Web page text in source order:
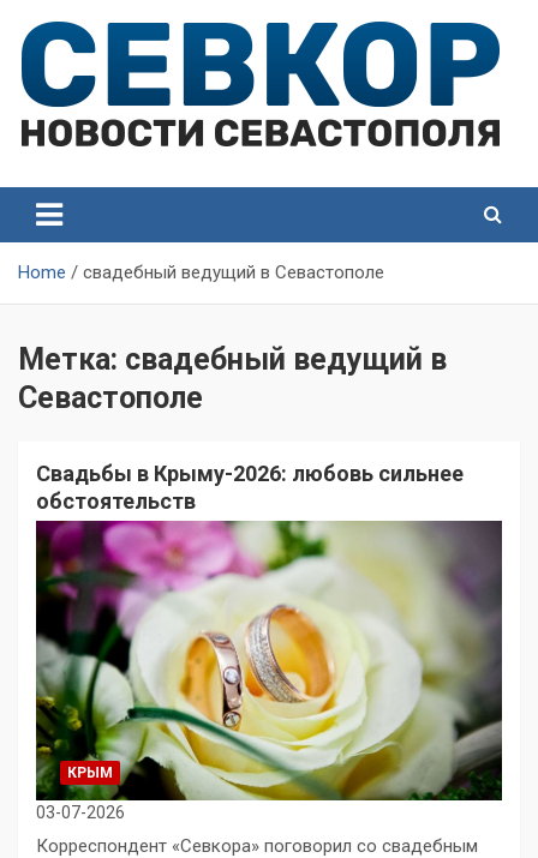
content
Севастополя
Севастополя
Home свадебный ведущий в Севастополе
Метка: свадебный ведущий в
Севастополе
Свадьбы в Крыму-2026: любовь сильнее
обстоятельств
КРЫМ
03-07-2026
Корреспондент «Севкора» поговорил со свадебным